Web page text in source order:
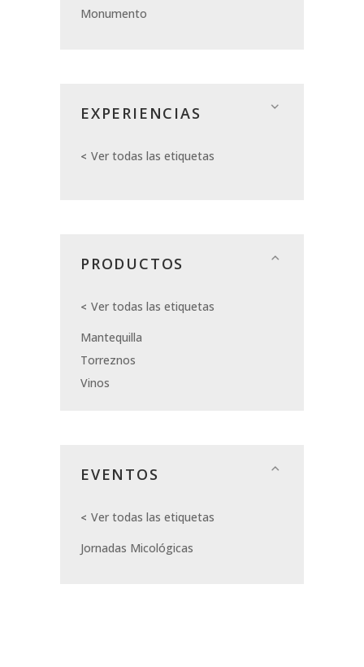
Monumento
EXPERIENCIAS
Ver todas las etiquetas
PRODUCTOS
Ver todas las etiquetas
Mantequilla
Torreznos
Vinos
EVENTOS
Ver todas las etiquetas
Jornadas Micológicas